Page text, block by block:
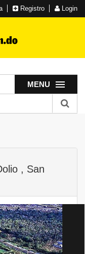
Registro Login
MENU
, San